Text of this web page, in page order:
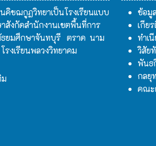
นคิชฌกูฏวิทยาเป็นโรงเรียนแบบ
สังกัดสำนักงานเขตพื้นที่การ
ยมศึกษาจันทบุรี ตราด นาม
รงเรียนพลวงวิทยาคม
ม
ข้อมู
เกีย
ทำเ
วิสัย
พันธ
กลยุ
คณะ